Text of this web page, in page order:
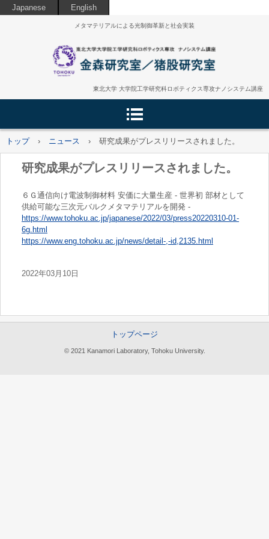
Japanese English
メタマテリアルによる光制御革新と社会実装
東北大学 大学院工学研究科ロボティクス専攻ナノシステム講座
トップ › ニュース › 研究成果がプレスリリースされました。
研究成果がプレスリリースされました。
６Ｇ通信向け電波制御材料 安価に大量生産 - 世界初 部材として
供給可能な三次元バルクメタマテリアルを開発 -
https://www.tohoku.ac.jp/japanese/2022/03/press20220310-01-
6g.html
https://www.eng.tohoku.ac.jp/news/detail-,-id,2135.html
2022年03月10日
トップページ
© 2021 Kanamori Laboratory, Tohoku University.